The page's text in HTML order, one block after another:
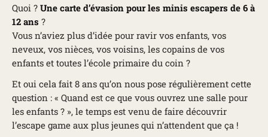
Quoi ? Une carte d’évasion pour les minis escapers de 6 à
12 ans ?
Vous n’aviez plus d’idée pour ravir vos enfants, vos
neveux, vos nièces, vos voisins, les copains de vos
enfants et toutes l’école primaire du coin ?
Et oui cela fait 8 ans qu’on nous pose régulièrement cette
question : « Quand est ce que vous ouvrez une salle pour
les enfants ? », le temps est venu de faire découvrir
l’escape game aux plus jeunes qui n’attendent que ça !